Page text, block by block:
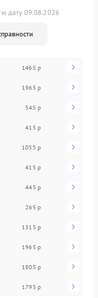
дату 09.08.2026
1465 р
1965 р
545 р
415 р
1055 р
415 р
445 р
265 р
1315 р
1965 р
1805 р
1795 р